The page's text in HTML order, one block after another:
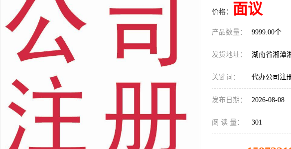
价格： 面议
产品数量： 9999.00个
发货地址： 湖南省湘潭
关键词： 代办公司注
发布日期： 2026-08-08
阅 读 量： 301